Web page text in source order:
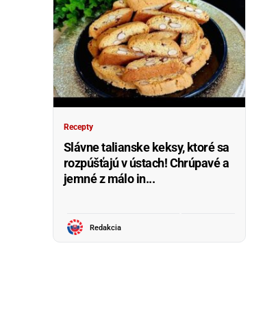
Recepty
Slávne talianske keksy, ktoré sa
rozpúšťajú v ústach! Chrúpavé a
jemné z málo in...
Redakcia